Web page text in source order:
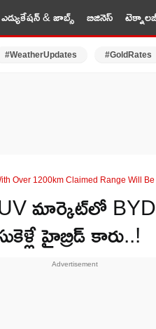
ఎడ్యుకేషన్ & జాబ్స్ బిజినెస్
#WeatherUpdates #GoldRates
Over 1200km Claimed Range Will
మార్కెట్‌లో BYD
హైబ్రిడ్ కారు..!